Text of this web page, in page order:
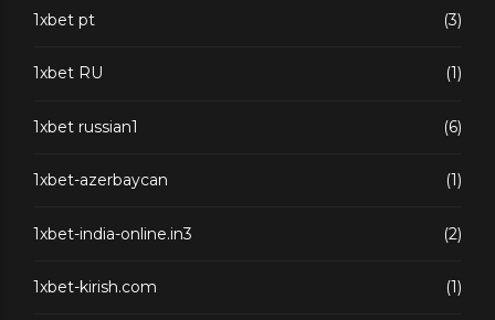
1xbet pt (3)
1xbet RU (1)
1xbet russian1 (6)
1xbet-azerbaycan (1)
1xbet-india-online.in3 (2)
1xbet-kirish.com (1)